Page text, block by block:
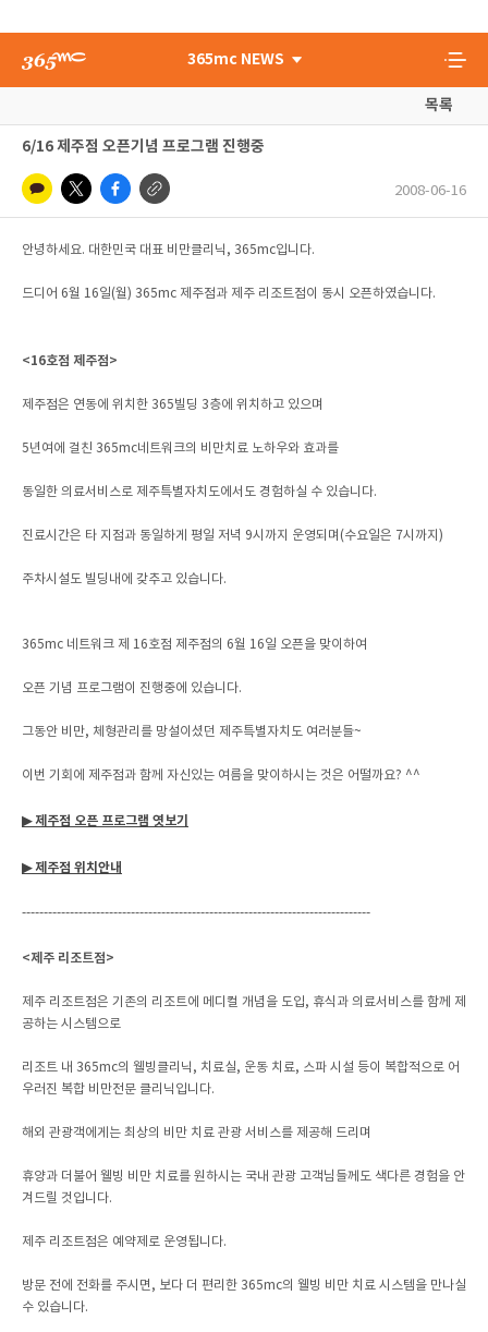
365mc NEWS
목록
6/16 제주점 오픈기념 프로그램 진행중
2008-06-16
안녕하세요. 대한민국 대표 비만클리닉, 365mc입니다.
드디어 6월 16일(월) 365mc 제주점과 제주 리조트점이 동시 오픈하였습니다.
<16호점 제주점>
제주점은 연동에 위치한 365빌딩 3층에 위치하고 있으며
5년여에 걸친 365mc네트워크의 비만치료 노하우와 효과를
동일한 의료서비스로 제주특별자치도에서도 경험하실 수 있습니다.
진료시간은 타 지점과 동일하게 평일 저녁 9시까지 운영되며(수요일은 7시까지)
주차시설도 빌딩내에 갖추고 있습니다.
365mc 네트워크 제 16호점 제주점의 6월 16일 오픈을 맞이하여
오픈 기념 프로그램이 진행중에 있습니다.
그동안 비만, 체형관리를 망설이셨던 제주특별자치도 여러분들~
이번 기회에 제주점과 함께 자신있는 여름을 맞이하시는 것은 어떨까요? ^^
▶ 제주점 오픈 프로그램 엿보기
▶ 제주점 위치안내
--------------------------------------------------------------------------------
<제주 리조트점>
제주 리조트점은 기존의 리조트에 메디컬 개념을 도입, 휴식과 의료서비스를 함께 제
공하는 시스템으로
리조트 내 365mc의 웰빙클리닉, 치료실, 운동 치료, 스파 시설 등이 복합적으로 어
우러진 복합 비만전문 클리닉입니다.
해외 관광객에게는 최상의 비만 치료 관광 서비스를 제공해 드리며
휴양과 더불어 웰빙 비만 치료를 원하시는 국내 관광 고객님들께도 색다른 경험을 안
겨드릴 것입니다.
제주 리조트점은 예약제로 운영됩니다.
방문 전에 전화를 주시면, 보다 더 편리한 365mc의 웰빙 비만 치료 시스템을 만나실
수 있습니다.